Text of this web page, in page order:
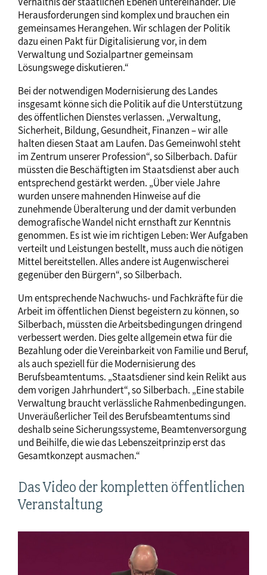
Herausforderungen sind komplex und brauchen ein
gemeinsames Herangehen. Wir schlagen der Politik
dazu einen Pakt für Digitalisierung vor, in dem
Verwaltung und Sozialpartner gemeinsam
Lösungswege diskutieren.“
Bei der notwendigen Modernisierung des Landes
insgesamt könne sich die Politik auf die Unterstützung
des öffentlichen Dienstes verlassen. „Verwaltung,
Sicherheit, Bildung, Gesundheit, Finanzen – wir alle
halten diesen Staat am Laufen. Das Gemeinwohl steht
im Zentrum unserer Profession“, so Silberbach. Dafür
müssten die Beschäftigten im Staatsdienst aber auch
entsprechend gestärkt werden. „Über viele Jahre
wurden unsere mahnenden Hinweise auf die
zunehmende Überalterung und der damit verbunden
demografische Wandel nicht ernsthaft zur Kenntnis
genommen. Es ist wie im richtigen Leben: Wer Aufgaben
verteilt und Leistungen bestellt, muss auch die nötigen
Mittel bereitstellen. Alles andere ist Augenwischerei
gegenüber den Bürgern“, so Silberbach.
Um entsprechende Nachwuchs- und Fachkräfte für die
Arbeit im öffentlichen Dienst begeistern zu können, so
Silberbach, müssten die Arbeitsbedingungen dringend
verbessert werden. Dies gelte allgemein etwa für die
Bezahlung oder die Vereinbarkeit von Familie und Beruf,
als auch speziell für die Modernisierung des
Berufsbeamtentums. „Staatsdiener sind kein Relikt aus
dem vorigen Jahrhundert“, so Silberbach. „Eine stabile
Verwaltung braucht verlässliche Rahmenbedingungen.
Unveräußerlicher Teil des Berufsbeamtentums sind
deshalb seine Sicherungssysteme, Beamtenversorgung
und Beihilfe, die wie das Lebenszeitprinzip erst das
Gesamtkonzept ausmachen.“
Das Video der kompletten öffentlichen
Veranstaltung